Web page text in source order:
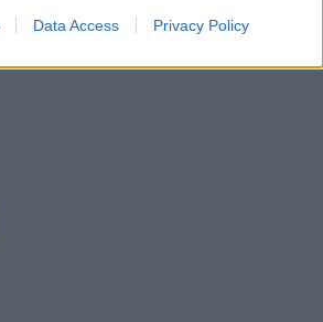
Data Access Privacy Policy